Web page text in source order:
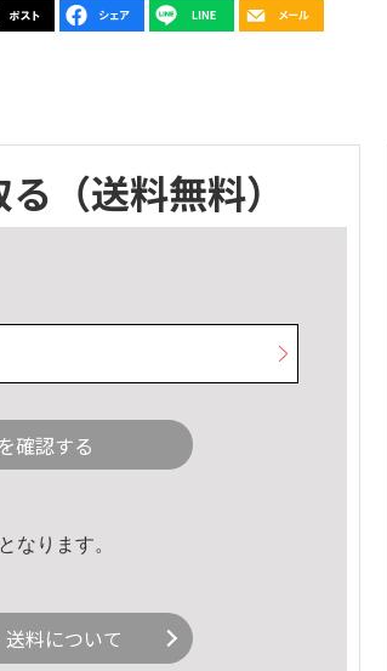
（送料無料）
確認する
なります。
料について